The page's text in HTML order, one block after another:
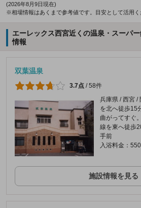
(2026年8月9日現在)
※相場情報はあくまで参考値です。目安として活用く
エーレックス西宮近くの温泉・スーパ
情報
双葉温泉
3.7点 /58件
兵庫県 / 西宮
を北へ徒歩15
曲がってすぐ
線を東へ徒歩
手前
入浴料金：
施設情報を見る